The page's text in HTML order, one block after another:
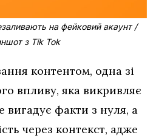
на фейковий акаунт /
з Тіk Тоk
контентом, одна зі
впливу, яка викривляє
вигадує факти з нуля, а
через контекст, адже